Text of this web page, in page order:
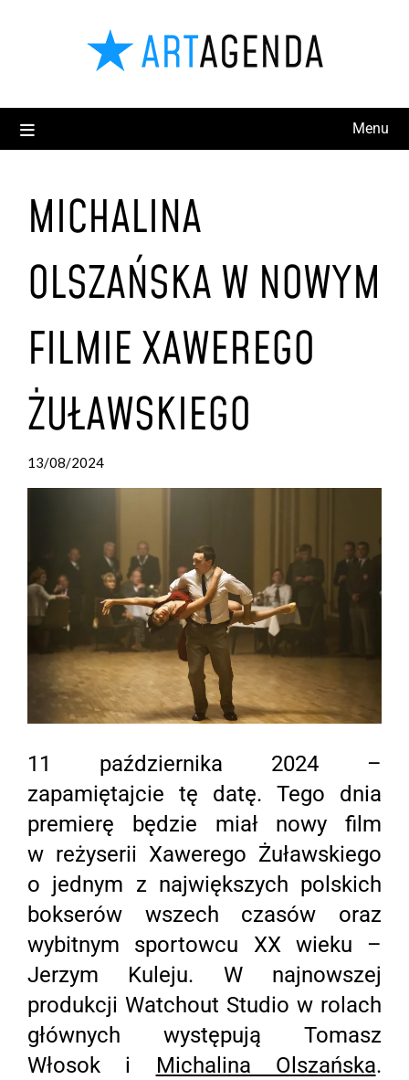
Menu
MICHALINA
OLSZAŃSKA W NOWYM
FILMIE XAWEREGO
ŻUŁAWSKIEGO
13/08/2024
Zosia
11 października 2024 –
zapamiętajcie tę datę. Tego dnia
premierę będzie miał nowy film
w reżyserii Xawerego Żuławskiego
o jednym z największych polskich
bokserów wszech czasów oraz
wybitnym sportowcu XX wieku –
Jerzym Kuleju. W najnowszej
produkcji Watchout Studio w rolach
głównych występują Tomasz
Włosok i Michalina Olszańska.